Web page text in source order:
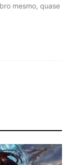
mesmo, quase